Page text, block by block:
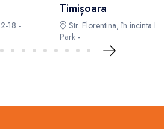
18 -
Timișoara
Str. Florentina, în incinta
Park -